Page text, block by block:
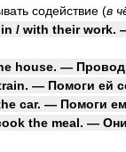
содействие (в
in / with their
house. —
— Помоги ей
car. — Помоги
the meal. —